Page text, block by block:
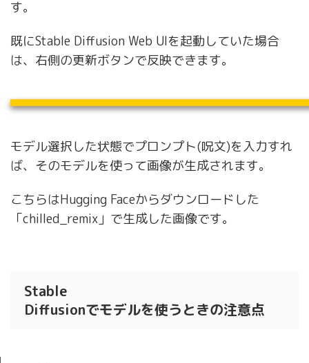
す。
既にStable Diffusion Web UIを起動していた場合
は、右側の更新ボタンで反映できます。
モデル選択した状態でプロンプト(呪文)を入力すれ
ば、そのモデルを使って画像が生成されます。
こちらはHugging Faceからダウンロードした
「chilled_remix」で生成した画像です。
Stable
Diffusionでモデルを使うときの注意点